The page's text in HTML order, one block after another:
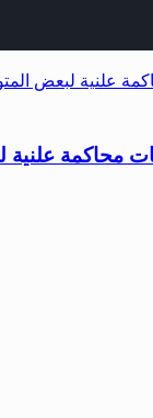
محاكمة